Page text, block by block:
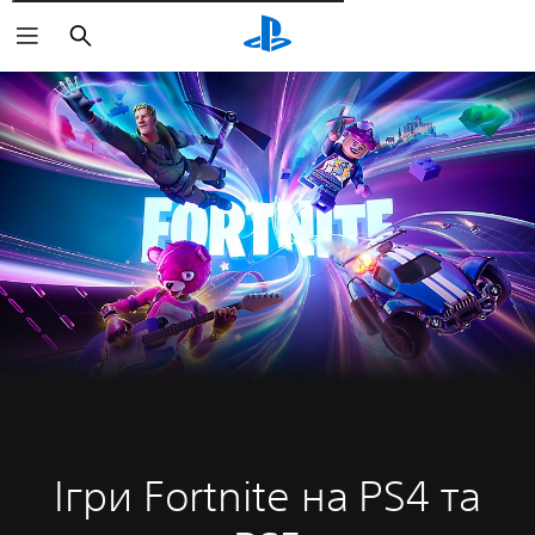
Пошук
Ігри Fortnite на PS4 та